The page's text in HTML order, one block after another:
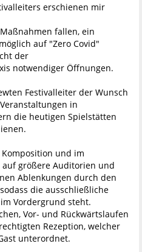
erschienen mir
fallen, ein
auf "Zero Covid"
der
notwendiger Öffnungen.
Festivalleiter der Wunsch
in
die heutigen Spielstätten
und im
größere Auditorien und
Ablenkungen durch den
die ausschließliche
Vordergrund steht.
Vor- und Rückwärtslaufen
Rezeption, welcher
unterordnet.